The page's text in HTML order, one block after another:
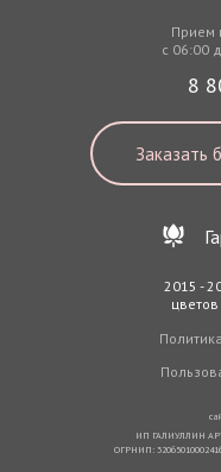
Заказать
8
Прием
с 06:00
2015 -
ИП ГАЛИУЛЛИН
ОГРНИП: